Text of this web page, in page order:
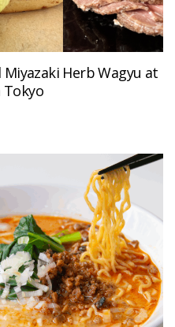
Miyazaki Herb Wagyu at
Tokyo